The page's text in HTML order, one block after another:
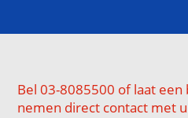
Bel 03-8085500 of laat
nemen direct contact met